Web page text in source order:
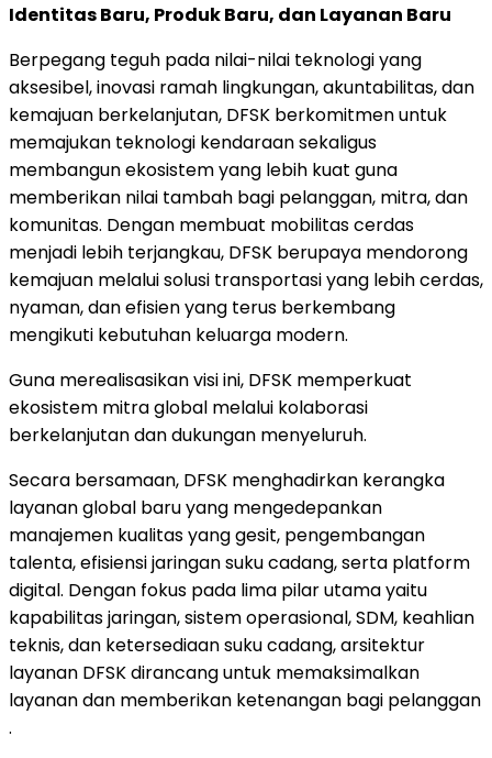
Identitas Baru, Produk Baru, dan Layanan Baru
Berpegang teguh pada nilai-nilai teknologi yang
aksesibel, inovasi ramah lingkungan, akuntabilitas, dan
kemajuan berkelanjutan, DFSK berkomitmen untuk
memajukan teknologi kendaraan sekaligus
membangun ekosistem yang lebih kuat guna
memberikan nilai tambah bagi pelanggan, mitra, dan
komunitas. Dengan membuat mobilitas cerdas
menjadi lebih terjangkau, DFSK berupaya mendorong
kemajuan melalui solusi transportasi yang lebih cerdas,
nyaman, dan efisien yang terus berkembang
mengikuti kebutuhan keluarga modern.
Guna merealisasikan visi ini, DFSK memperkuat
ekosistem mitra global melalui kolaborasi
berkelanjutan dan dukungan menyeluruh.
Secara bersamaan, DFSK menghadirkan kerangka
layanan global baru yang mengedepankan
manajemen kualitas yang gesit, pengembangan
talenta, efisiensi jaringan suku cadang, serta platform
digital. Dengan fokus pada lima pilar utama yaitu
kapabilitas jaringan, sistem operasional, SDM, keahlian
teknis, dan ketersediaan suku cadang, arsitektur
layanan DFSK dirancang untuk memaksimalkan
layanan dan memberikan ketenangan bagi pelanggan
.